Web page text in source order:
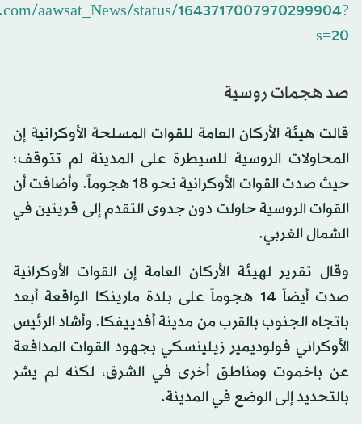
aawsat_News/status/1643717007970299904?
s=20
صد هجمات روسية
قالت هيئة الأركان العامة للقوات المسلحة الأوكرانية إن
المحاولات الروسية للسيطرة على المدينة لم تتوقف؛
حيث صدت القوات الأوكرانية نحو 18 هجوماً. وأضافت أن
القوات الروسية حاولت دون جدوى التقدم إلى قريتين في
الشمال الغربي.
وقال تقرير لهيئة الأركان العامة إن القوات الأوكرانية
صدت أيضاً 14 هجوماً على بلدة مارينكا الواقعة أبعد
باتجاه الجنوب بالقرب من مدينة أفدييفكا. وأشاد الرئيس
الأوكراني فولوديمير زيلينسكي بجهود القوات المدافعة
عن باخموت ومناطق أخرى في الشرق، لكنه لم يشر
بالتحديد إلى الوضع في المدينة.